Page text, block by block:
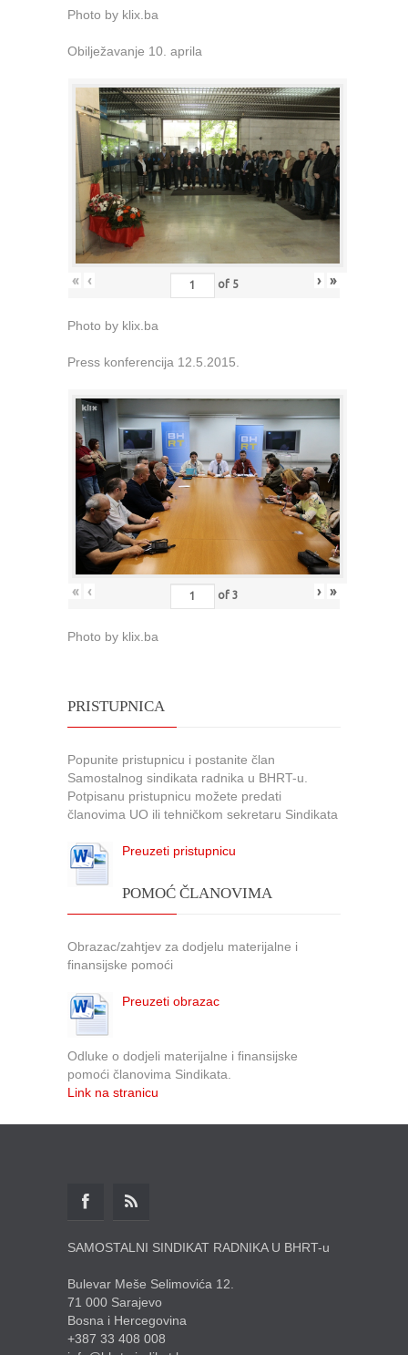
Photo by klix.ba
Obilježavanje 10. aprila
« ‹ of 5 › »
Photo by klix.ba
Press konferencija 12.5.2015.
« ‹ of 3 › »
Photo by klix.ba
PRISTUPNICA
Popunite pristupnicu i postanite član
Samostalnog sindikata radnika u BHRT-u.
Potpisanu pristupnicu možete predati
članovima UO ili tehničkom sekretaru Sindikata
Preuzeti pristupnicu
POMOĆ ČLANOVIMA
Obrazac/zahtjev za dodjelu materijalne i
finansijske pomoći
Preuzeti obrazac
Odluke o dodjeli materijalne i finansijske
pomoći članovima Sindikata.
Link na stranicu
SAMOSTALNI SINDIKAT RADNIKA U BHRT-u
Bulevar Meše Selimovića 12.
71 000 Sarajevo
Bosna i Hercegovina
+387 33 408 008